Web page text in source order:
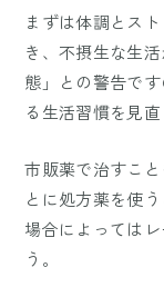
まずは体調とス
き、不摂生な生
態」との警告で
る生活習慣を見直
市販薬で治すこ
とに処方薬を使
場合によっては
う。